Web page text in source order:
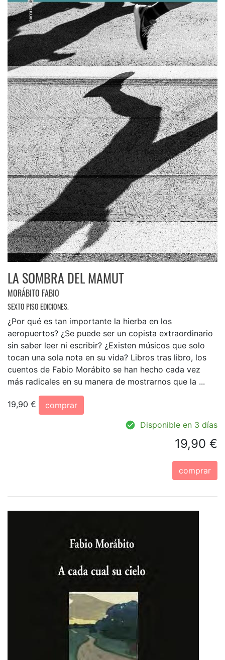
LA SOMBRA DEL MAMUT
MORÁBITO FABIO
SEXTO PISO EDICIONES.
¿Por qué es tan importante la hierba en los
aeropuertos? ¿Se puede ser un copista extraordinario
sin saber leer ni escribir? ¿Existen músicos que solo
tocan una sola nota en su vida? Libros tras libro, los
cuentos de Fabio Morábito se han hecho cada vez
más radicales en su manera de mostrarnos que la ...
19,90 €
comprar
Disponible en 3 días
19,90 €
comprar